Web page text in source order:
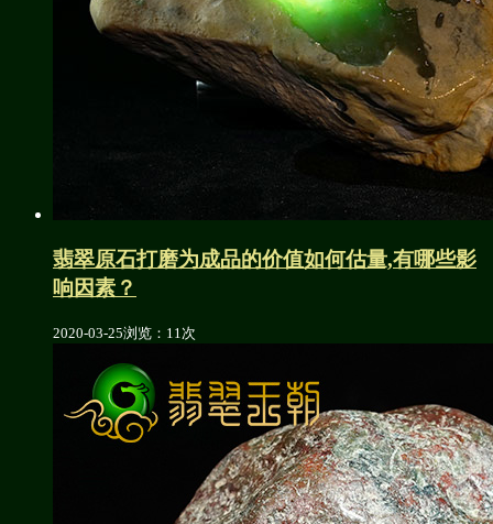
翡翠原石打磨为成品的价值如何估量,有哪些影
响因素？
2020-03-25浏览：11次